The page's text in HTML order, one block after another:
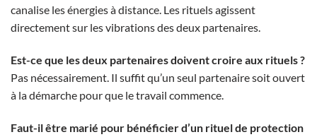
canalise les énergies à distance. Les rituels agissent
directement sur les vibrations des deux partenaires.
Est-ce que les deux partenaires doivent croire aux rituels ?
Pas nécessairement. Il suffit qu’un seul partenaire soit ouvert
à la démarche pour que le travail commence.
Faut-il être marié pour bénéficier d’un rituel de protection